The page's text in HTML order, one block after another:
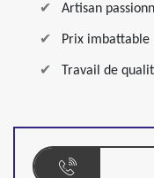
Artisan
Prix imbattable
Travail de